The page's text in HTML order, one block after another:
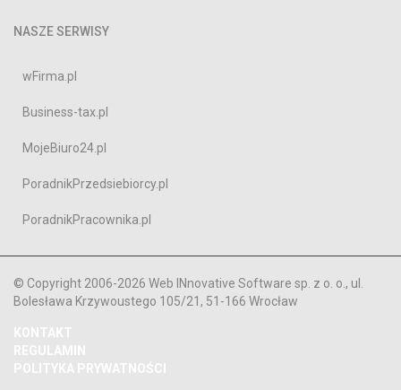
NASZE SERWISY
wFirma.pl
Business-tax.pl
MojeBiuro24.pl
PoradnikPrzedsiebiorcy.pl
PoradnikPracownika.pl
© Copyright 2006-2026 Web INnovative Software sp. z o. o., ul.
Bolesława Krzywoustego 105/21, 51-166 Wrocław
KONTAKT
REGULAMIN
POLITYKA PRYWATNOŚCI